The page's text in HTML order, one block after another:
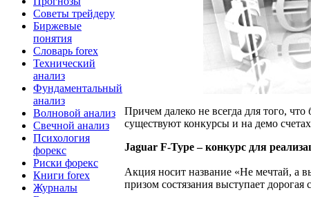
Советы трейдеру
Биржевые
понятия
Словарь forex
Технический
анализ
Фундаментальный
анализ
Волновой анализ
Свечной анализ
Психология
форекс
Риски форекс
Книги forex
Журналы
Причем далеко не всегда для того,
существуют конкурсы и на демо
Jaguar F-Type – конкурс для
Акция носит название «Не мечтай, а
призом состязания выступает